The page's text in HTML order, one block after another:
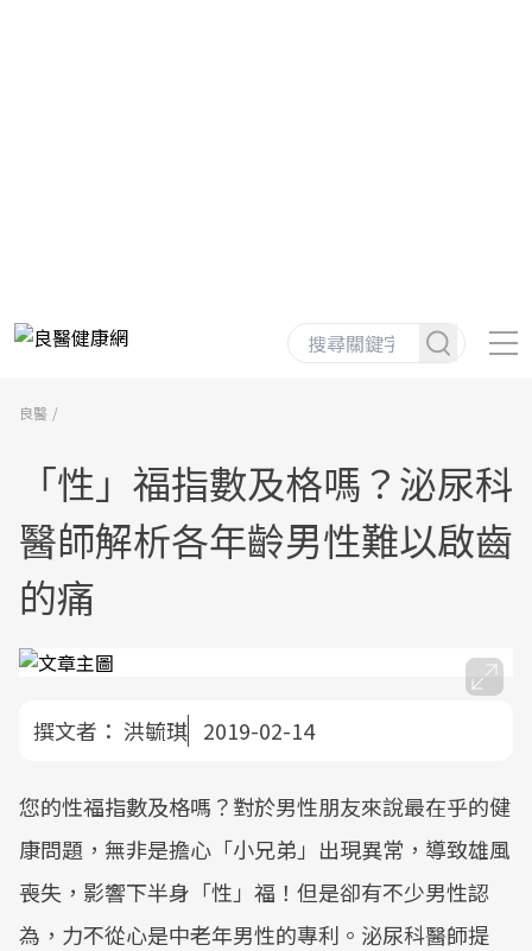
良醫
「性」福指數及格嗎？泌尿科
醫師解析各年齡男性難以啟齒
的痛
撰文者： 洪毓琪 2019-02-14
您的性福指數及格嗎？對於男性朋友來說最在乎的健
康問題，無非是擔心「小兄弟」出現異常，導致雄風
喪失，影響下半身「性」福！但是卻有不少男性認
為，力不從心是中老年男性的專利。泌尿科醫師提